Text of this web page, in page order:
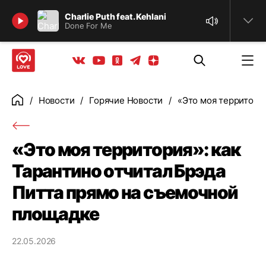
Charlie Puth feat. Kehlani
Done For Me
Найти
Вконтакте
YoutubeОдноклассники
ТелеграмЯндекс дзен
ГлавнаяНовости Горячие Новости «Это моя
«Это моя территория»: как
Тарантино отчитал Брэда
Питта прямо на съемочной
площадке
22.05.2026